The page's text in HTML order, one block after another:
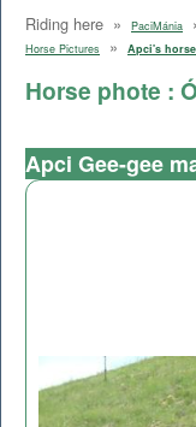
Riding here » PaciMánia
Horse Pictures » Apci's
Horse phote :
Apci Gee-gee